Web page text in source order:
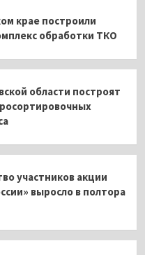
крае построили
обработки ТКО
области построят
участников акции
выросло в полтора